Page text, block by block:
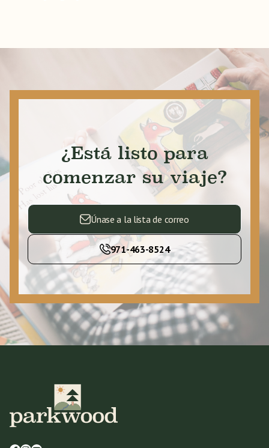
¿Está listo para
comenzar su viaje?
Únase a la lista de correo
971-463-8524